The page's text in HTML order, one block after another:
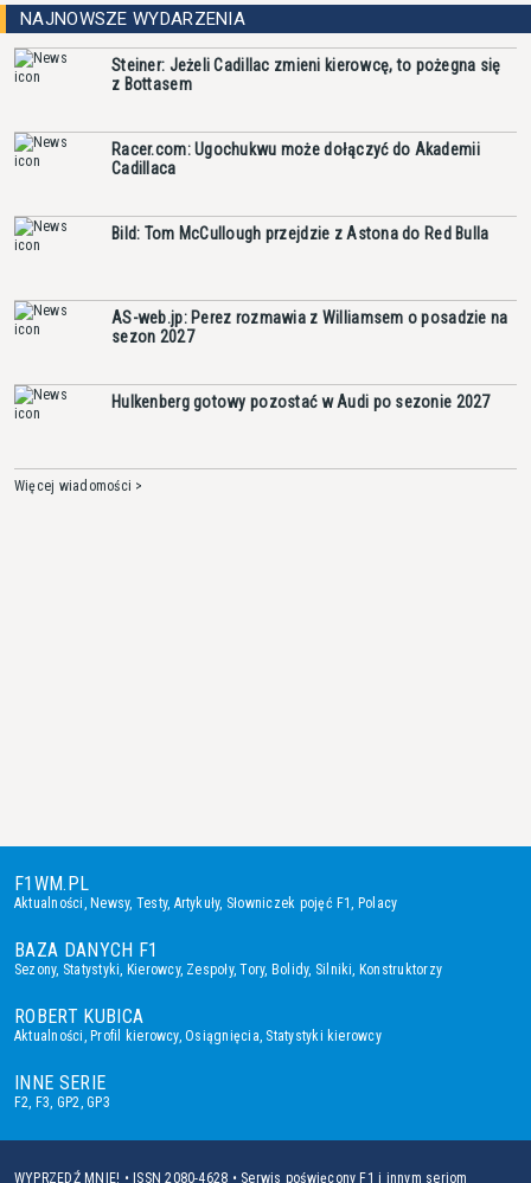
NAJNOWSZE WYDARZENIA
Steiner: Jeżeli Cadillac zmieni kierowcę, to pożegna się
z Bottasem
Racer.com: Ugochukwu może dołączyć do Akademii
Cadillaca
Bild: Tom McCullough przejdzie z Astona do Red Bulla
AS-web.jp: Perez rozmawia z Williamsem o posadzie na
sezon 2027
Hulkenberg gotowy pozostać w Audi po sezonie 2027
Więcej wiadomości >
F1WM.PL
Aktualności, Newsy, Testy, Artykuły, Słowniczek pojęć F1, Polacy
BAZA DANYCH F1
Sezony, Statystyki, Kierowcy, Zespoły,Tory, Bolidy, Silniki, Konstruktorzy
ROBERT KUBICA
Aktualności, Profil kierowcy,Osiągnięcia, Statystyki kierowcy
INNE SERIE
F2, F3, GP2,GP3
WYPRZEDŹ MNIE! • ISSN 2080-4628 • Serwis poświęcony F1 i innym seriom